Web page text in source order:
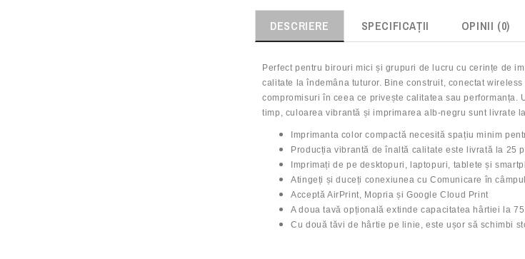
DESCRIERE SPECIFICAŢII OPINII (0)
Perfect pentru birouri mici și grupuri de lucru cu cerințe de
calitate la îndemâna tuturor. Bine construit, conectat
compromisuri în ceea ce privește calitatea sau
timp, culoarea vibrantă și imprimarea alb-negru sunt livrate
Imprimanta color compactă necesită spațiu minim
Producția vibrantă de înaltă calitate este livrată la 25
Imprimați de pe desktopuri, laptopuri, tablete și
Atingeți și duceți conexiunea cu Comunicare în
Acceptă AirPrint, Mopria și Google Cloud Print
A doua tavă opțională extinde capacitatea hârtiei la
Cu două tăvi de hârtie pe linie, este ușor să schimbi